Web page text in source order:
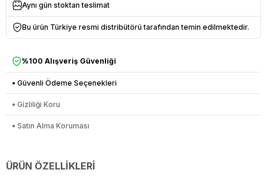
Aynı gün stoktan teslimat
Bu ürün Türkiye resmi distribütörü tarafından temin edilmektedir.
%100 Alışveriş Güvenliği
• Güvenli Ödeme Seçenekleri
• Gizliliği Koru
• Satın Alma Koruması
ÜRÜN ÖZELLIKLERI